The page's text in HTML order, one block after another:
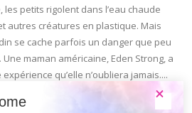
les petits rigolent dans l’eau chaude
autres créatures en plastique. Mais
se cache parfois un danger que peu
maman américaine, Eden Strong, a
qu’elle n’oubliera jamais....
Lire la suite